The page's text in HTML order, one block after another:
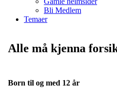
Bli Medlem
Temaer
Alle må kjenna
Born til og med 12 år